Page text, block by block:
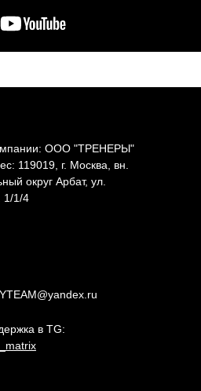
ООО "ТРЕНЕРЫ"
119019, г. Москва, вн.
округ Арбат, ул.
1/1/4
в TG:
matrix